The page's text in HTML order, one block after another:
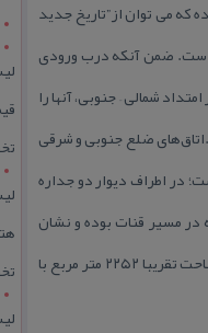
متعلق به قرن ۹ و ۱۰ هجری به این قلعه اشاره شده كه می توان از”تاریخ جدید
در نمای بیرونی ساخته شده است. ضمن آنكه درب ورودی
شمالی – جنوبی، آنها را
ضلع جنوبی و شرقی
در اطراف دیوار دو جداره
كه در مسیر قنات بوده و نشان
دهنده وجود سیستم آبرسانی در قلعه نیز می باشد و نام بنا برگرفته از نام روستای محل ساخت است.بنای این قلعه باستانی با مساحت تقریبا ۲۲۵۲ متر مربع با